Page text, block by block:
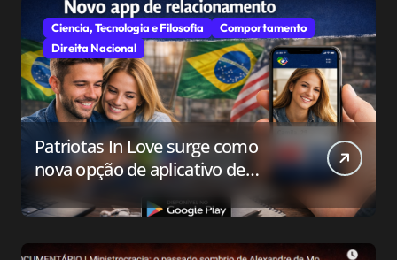
Ciencia, Tecnologia e Filosofia
Comportamento
Direita Nacional
Patriotas In Love surge como
nova opção de aplicativo de
relacionamento para o público
conservador